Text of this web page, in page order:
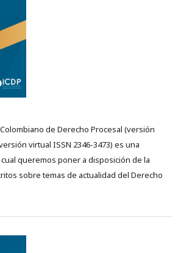
de Derecho Procesal (versión
virtual ISSN 2346-3473) es una
queremos poner a disposición de la
sobre temas de actualidad del Derecho